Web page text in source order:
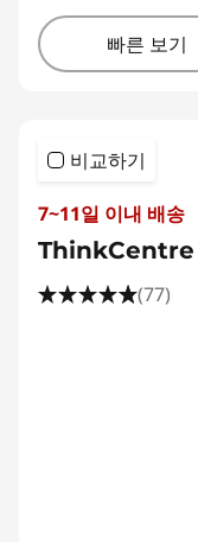
빠른 보기
비교하기
7~11일 이내 배송
ThinkCentre
(77)